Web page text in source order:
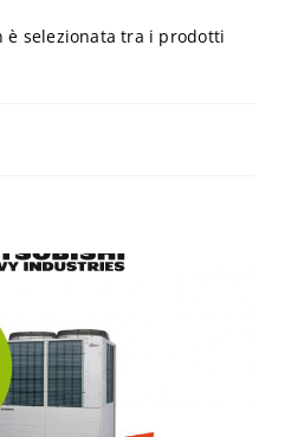
è selezionata tra i prodotti